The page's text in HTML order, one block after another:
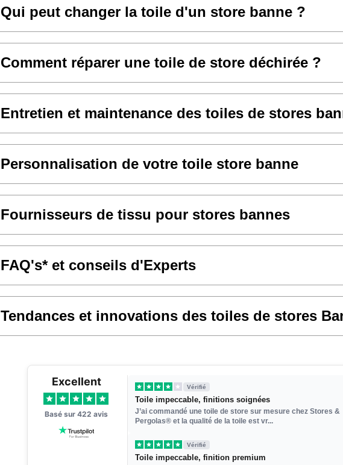
Qui peut changer la toile d'un store banne ?
Comment réparer une toile de store déchirée ?
Entretien et maintenance des toiles de stores
Personnalisation de votre toile store banne
Fournisseurs de tissu pour stores bannes
FAQ's* et conseils d'Experts
Tendances et innovations des toiles de stores
Excellent
Basé sur 422 avis
Vérifié
Toile impeccable, finitions soignées
J’ai commandé une toile de store sur mesure chez Stores &
Pergolas® et la qualité de la toile est vr...
Vérifié
Toile impeccable, finition premium